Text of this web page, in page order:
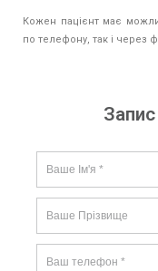
Кожен пацієнт має
по телефону, так і через